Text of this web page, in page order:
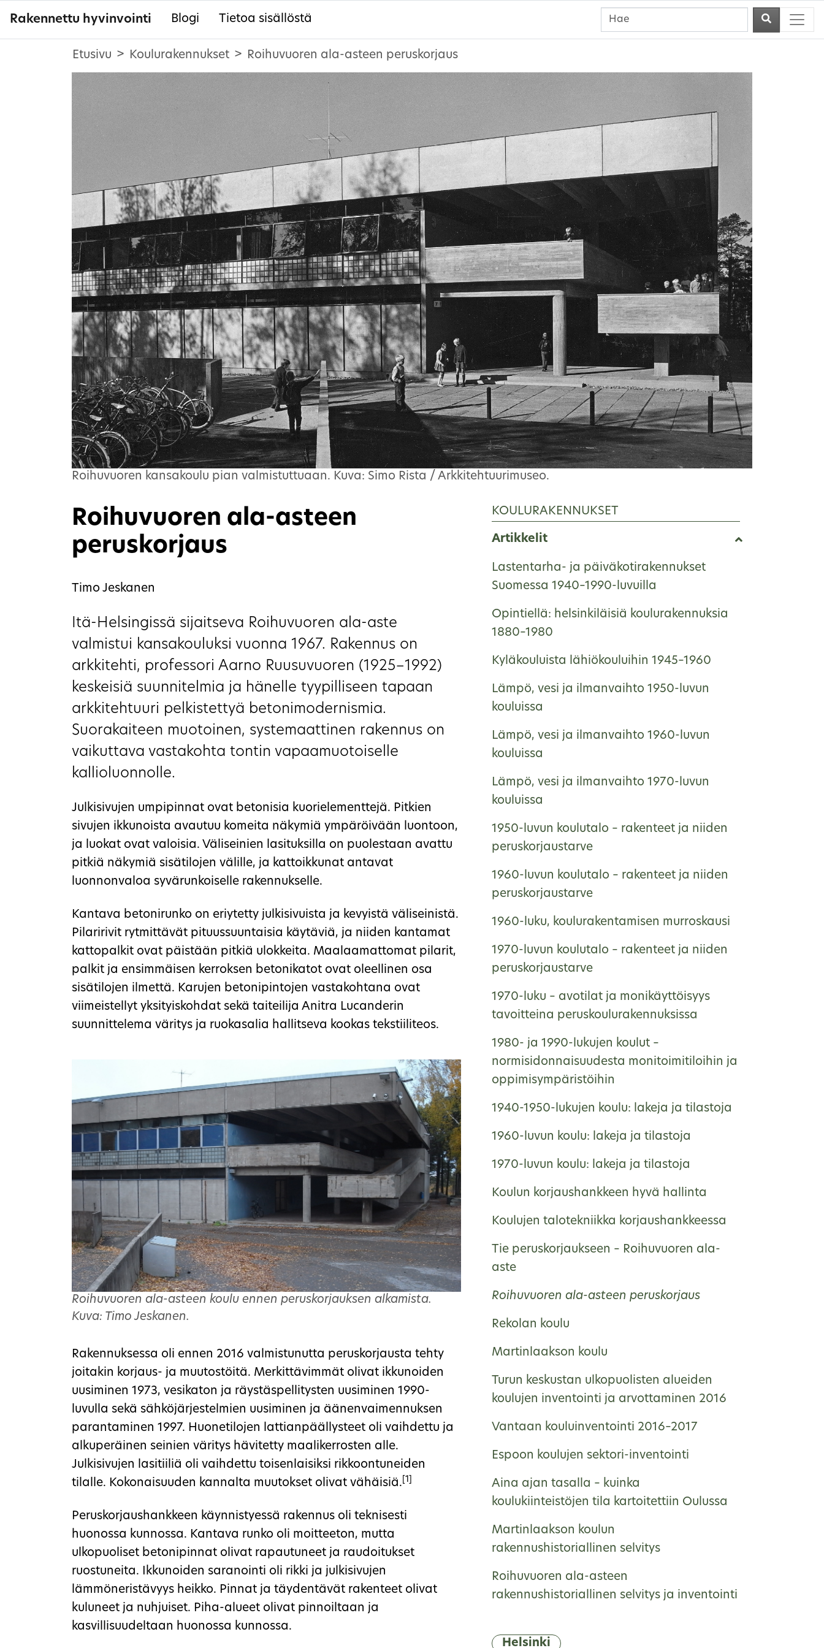
Rakennettu hyvinvointi Blogi Tietoa sisällöstä
Etusivu Koulurakennukset Roihuvuoren ala-asteen peruskorjaus
Roihuvuoren kansakoulu pian valmistuttuaan. Kuva: Simo Rista / Arkkitehtuurimuseo.
Roihuvuoren ala-asteen
peruskorjaus
Timo Jeskanen
Itä-Helsingissä sijaitseva Roihuvuoren ala-aste
valmistui kansakouluksi vuonna 1967. Rakennus on
arkkitehti, professori Aarno Ruusuvuoren (1925−1992)
keskeisiä suunnitelmia ja hänelle tyypilliseen tapaan
arkkitehtuuri pelkistettyä betonimodernismia.
Suorakaiteen muotoinen, systemaattinen rakennus on
vaikuttava vastakohta tontin vapaamuotoiselle
kallioluonnolle.
Julkisivujen umpipinnat ovat betonisia kuorielementtejä. Pitkien
sivujen ikkunoista avautuu komeita näkymiä ympäröivään luontoon,
ja luokat ovat valoisia. Väliseinien lasituksilla on puolestaan avattu
pitkiä näkymiä sisätilojen välille, ja kattoikkunat antavat
luonnonvaloa syvärunkoiselle rakennukselle.
Kantava betonirunko on eriytetty julkisivuista ja kevyistä väliseinistä.
Pilaririvit rytmittävät pituussuuntaisia käytäviä, ja niiden kantamat
kattopalkit ovat päistään pitkiä ulokkeita. Maalaamattomat pilarit,
palkit ja ensimmäisen kerroksen betonikatot ovat oleellinen osa
sisätilojen ilmettä. Karujen betonipintojen vastakohtana ovat
viimeistellyt yksityiskohdat sekä taiteilija Anitra Lucanderin
suunnittelema väritys ja ruokasalia hallitseva kookas tekstiiliteos.
Roihuvuoren ala-asteen koulu ennen peruskorjauksen alkamista.
Kuva: Timo Jeskanen.
Rakennuksessa oli ennen 2016 valmistunutta peruskorjausta tehty
joitakin korjaus- ja muutostöitä. Merkittävimmät olivat ikkunoiden
uusiminen 1973, vesikaton ja räystäspellitysten uusiminen 1990-
luvulla sekä sähköjärjestelmien uusiminen ja äänenvaimennuksen
parantaminen 1997. Huonetilojen lattianpäällysteet oli vaihdettu ja
alkuperäinen seinien väritys hävitetty maalikerrosten alle.
Julkisivujen lasitiiliä oli vaihdettu toisenlaisiksi rikkoontuneiden
tilalle. Kokonaisuuden kannalta muutokset olivat vähäisiä. [1]
Peruskorjaushankkeen käynnistyessä rakennus oli teknisesti
huonossa kunnossa. Kantava runko oli moitteeton, mutta
ulkopuoliset betonipinnat olivat rapautuneet ja raudoitukset
ruostuneita. Ikkunoiden saranointi oli rikki ja julkisivujen
lämmöneristävyys heikko. Pinnat ja täydentävät rakenteet olivat
kuluneet ja nuhjuiset. Piha-alueet olivat pinnoiltaan ja
kasvillisuudeltaan huonossa kunnossa.
KOULURAKENNUKSET
Artikkelit
Lastentarha- ja päiväkotirakennukset
Suomessa 1940–1990-luvuilla
Opintiellä: helsinkiläisiä koulurakennuksia
1880–1980
Kyläkouluista lähiökouluihin 1945–1960
Lämpö, vesi ja ilmanvaihto 1950-luvun
kouluissa
Lämpö, vesi ja ilmanvaihto 1960-luvun
kouluissa
Lämpö, vesi ja ilmanvaihto 1970-luvun
kouluissa
1950-luvun koulutalo – rakenteet ja niiden
peruskorjaustarve
1960-luvun koulutalo – rakenteet ja niiden
peruskorjaustarve
1960-luku, koulurakentamisen murroskausi
1970-luvun koulutalo – rakenteet ja niiden
peruskorjaustarve
1970-luku – avotilat ja monikäyttöisyys
tavoitteina peruskoulurakennuksissa
1980- ja 1990-lukujen koulut –
normisidonnaisuudesta monitoimitiloihin ja
oppimisympäristöihin
1940-1950-lukujen koulu: lakeja ja tilastoja
1960-luvun koulu: lakeja ja tilastoja
1970-luvun koulu: lakeja ja tilastoja
Koulun korjaushankkeen hyvä hallinta
Koulujen talotekniikka korjaushankkeessa
Tie peruskorjaukseen – Roihuvuoren ala-
aste
Roihuvuoren ala-asteen peruskorjaus
Rekolan koulu
Martinlaakson koulu
Turun keskustan ulkopuolisten alueiden
koulujen inventointi ja arvottaminen 2016
Vantaan kouluinventointi 2016–2017
Espoon koulujen sektori-inventointi
Aina ajan tasalla – kuinka
koulukiinteistöjen tila kartoitettiin Oulussa
Martinlaakson koulun
rakennushistoriallinen selvitys
Roihuvuoren ala-asteen
rakennushistoriallinen selvitys ja inventointi
Helsinki